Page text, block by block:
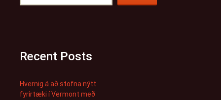
Recent Posts
Hvernig á að stofna nýtt
fyrirtæki í Vermont með